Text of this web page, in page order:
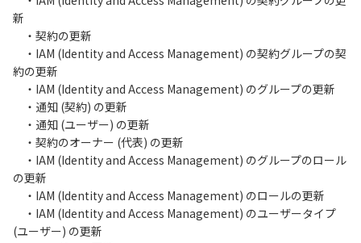
新
・契約の更新
・IAM (Identity and Access Management) の契約グループの契
約の更新
・IAM (Identity and Access Management) のグループの更新
・通知 (契約) の更新
・通知 (ユーザー) の更新
・契約のオーナー (代表) の更新
・IAM (Identity and Access Management) のグループのロール
の更新
・IAM (Identity and Access Management) のロールの更新
・IAM (Identity and Access Management) のユーザータイプ
(ユーザー) の更新